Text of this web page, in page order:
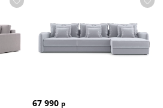
67 990 р